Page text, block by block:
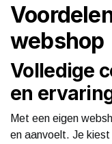
webshop
Volledige
en
Met een eigen
en aanvoelt. Je